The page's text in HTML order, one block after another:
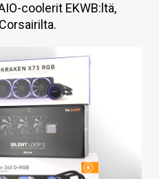
coolerit EKWB:ltä,